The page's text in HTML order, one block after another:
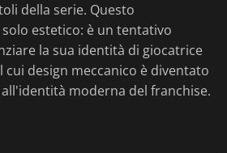
della serie. Questo
estetico: è un tentativo
la sua identità di giocatrice
cui design meccanico è diventato
moderna del franchise.